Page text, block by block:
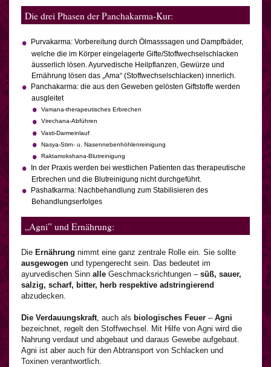
Die drei Phasen der Panchakarma-Kur:
Purvakarma: Vorbereitung durch Ölmasssagen und Dampfbäder,
welche die im Körper eingelagerte Gifte/Stoffwechselschlacken
äusserlich lösen. Ayurvedische Heilpflanzen, Gewürze und
Ernährung lösen das „Ama“ (Stoffwechselschlacken) innerlich.
Panchakarma: die aus den Geweben gelösten Giftstoffe werden
ausgleitet
Vamana-therapeutisches Erbrechen
Virechana-Abführen
Vasti-Darmeinlauf
Nasya-Stirn- u. Nasennebenhöhlenreinigung
Raktamokshana-Blutreinigung
In der Praxis werden bei westlichen Patienten das therapeutische
Erbrechen und die Blutreinigung nicht durchgeführt.
Pashatkarma: Nachbehandlung zum Stabilisieren des
Behandlungserfolges
„Agni” und Ernährung:
Die Ernährung nimmt eine ganz zentrale Rolle ein. Sie sollte
ausgewogen und typengerecht sein. Das bedeutet im
ayurvedischen Sinn alle Geschmacksrichtungen – süß, sauer,
salzig, scharf, bitter, herb respektive adstringierend
abzudecken.
Die Verdauungskraft, auch als biologisches Feuer – Agni
bezeichnet, regelt den Stoffwechsel. Mit Hilfe von Agni wird die
Nahrung verdaut und abgebaut und daraus Gewebe aufgebaut.
Agni ist aber auch für den Abtransport von Schlacken und
Toxinen verantwortlich.